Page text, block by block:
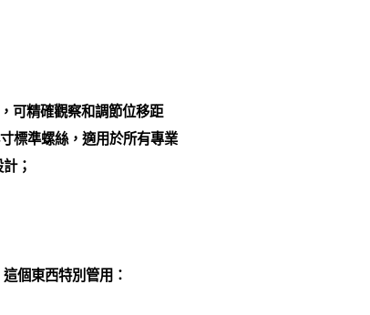
可精確觀察和調節位移距
標準螺絲，適用於所有專業
；
個東西特別管用：